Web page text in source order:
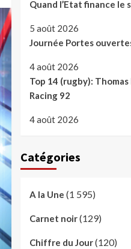
Quand l’Etat finance
5 août 2026
Journée Portes
4 août 2026
Top 14 (rugby): Thomas
Racing 92
4 août 2026
Catégories
A la Une (1 595)
Carnet noir(129)
Chiffre du Jour(120)